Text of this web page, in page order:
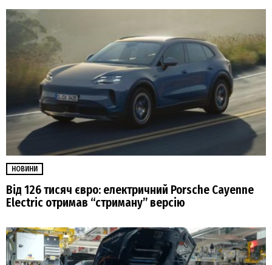
НОВИНИ
Від 126 тисяч євро: електричний Porsche Cayenne
Electric отримав “стриману” версію